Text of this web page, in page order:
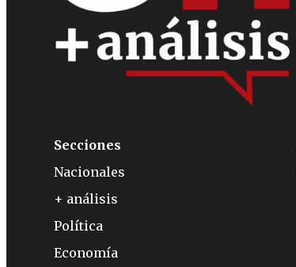
Secciones
Nacionales
+ análisis
Política
Economía